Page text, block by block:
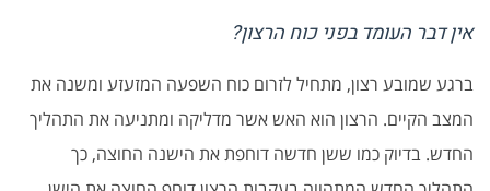
אין דבר העומד בפני כוח הרצון?
ברגע שמובע רצון, מתחיל לזרום כוח השפעה המזעזע ומשנה את
המצב הקיים. הרצון הוא האש אשר מדליקה ומתניעה את התהליך
החדש. בדיוק כמו ששן חדשה דוחפת את הישנה החוצה, כך